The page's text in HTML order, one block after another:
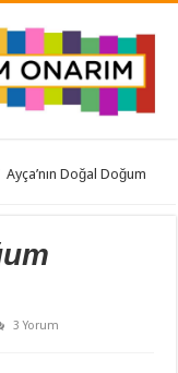
Ayça’nın Doğal Doğum
3 Yorum